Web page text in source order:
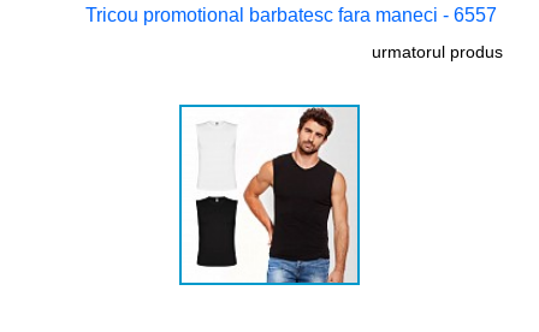
Tricou promotional barbatesc fara maneci - 6557
urmatorul produs